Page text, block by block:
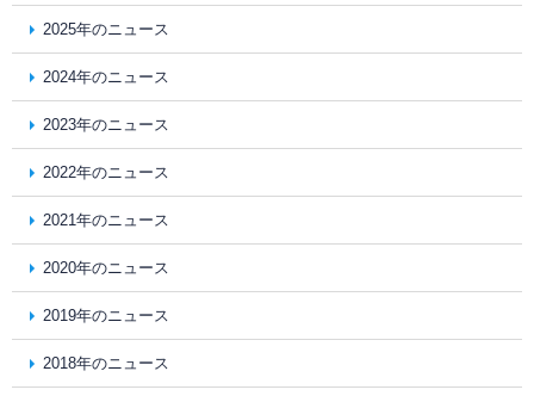
2025年のニュース
2024年のニュース
2023年のニュース
2022年のニュース
2021年のニュース
2020年のニュース
2019年のニュース
2018年のニュース